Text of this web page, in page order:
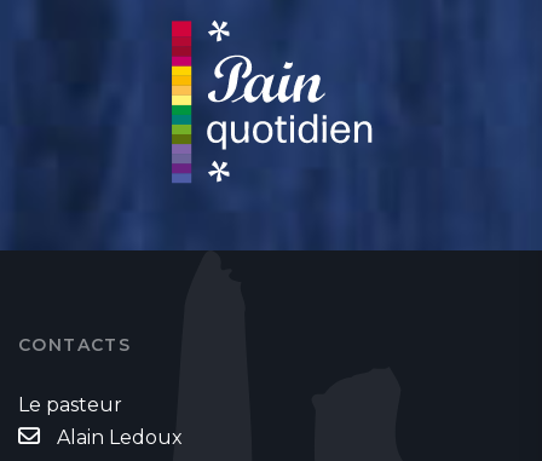
CONTACTS
Le pasteur
Alain Ledoux